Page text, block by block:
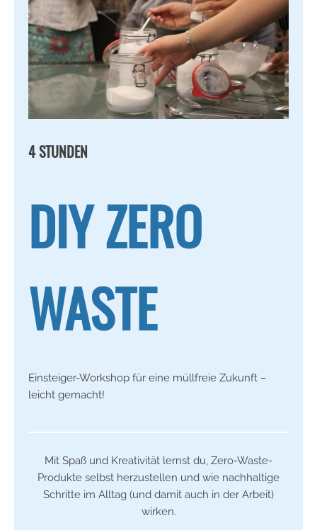
4 STUNDEN
DIY ZERO
WASTE
Einsteiger-Workshop für eine müllfreie Zukunft –
leicht gemacht!
Mit Spaß und Kreativität lernst du, Zero-Waste-
Produkte selbst herzustellen und wie nachhaltige
Schritte im Alltag (und damit auch in der Arbeit)
wirken.